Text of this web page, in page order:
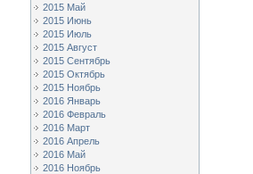
2015 Май
2015 Июнь
2015 Июль
2015 Август
2015 Сентябрь
2015 Октябрь
2015 Ноябрь
2016 Январь
2016 Февраль
2016 Март
2016 Апрель
2016 Май
2016 Ноябрь